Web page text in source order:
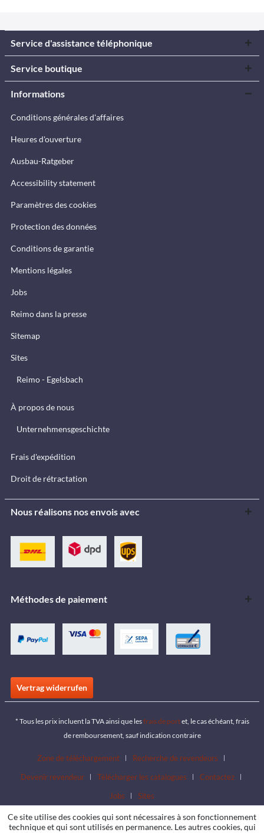
Service d'assistance téléphonique
Service boutique
Informations
Conditions générales d'affaires
Heures d'ouverture
Ausbau-Ratgeber
Accessibility statement
Paramètres des cookies
Protection des données
Conditions de garantie
Mentions légales
Jobs
Reimo dans la presse
Sitemap
Sites
Reimo - Egelsbach
À propos de nous
Unternehmensgeschichte
Frais d'expédition
Droit de rétractation
Nous réalisons nos envois avec
Méthodes de paiement
Vertrag widerrufen
* Tous les prix incluent la TVA ainsi que lesfrais de portet, le cas échéant, frais
de remboursement, sauf indication contraire
Zone de téléchargement
Recherche de revendeurs
Devenir revendeur
Télécharger les catalogues
Contactez
Jobs
Sites
Ce site utilise des cookies qui sont nécessaires à son fonctionnement
technique et qui sont utilisés en permanence. Les autres cookies, qui